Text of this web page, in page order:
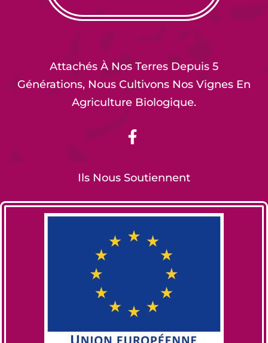
Attachés À Nos Terres Depuis 5
Générations, Nous Cultivons Nos Vignes En
Agriculture Biologique.
Ils Nous Soutiennent